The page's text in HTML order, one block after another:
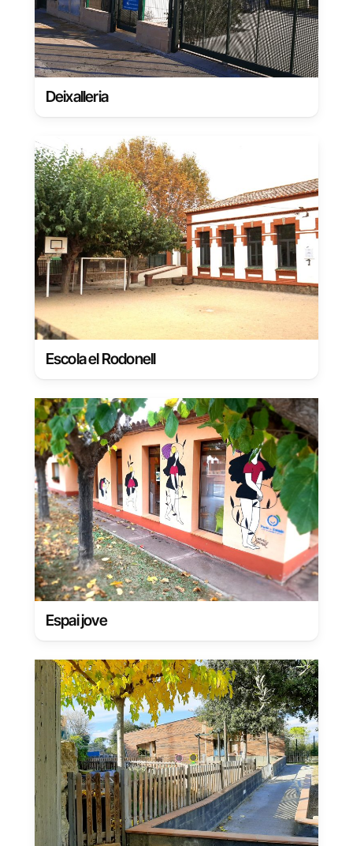
Deixalleria
Escola el Rodonell
Espai jove